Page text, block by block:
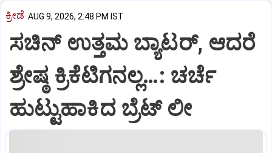
ಕ್ರೀಡೆ AUG 9, 2026, 2:48 PM IST
ಸಚಿನ್‌ ಉತ್ತಮ ಬ್ಯಾಟರ್‌, ಆದರೆ
ಶ್ರೇಷ್ಠ ಕ್ರಿಕೆಟಿಗನಲ್ಲ…: ಚರ್ಚೆ
ಹುಟ್ಟುಹಾಕಿದ ಬ್ರೆಟ್‌ ಲೀ